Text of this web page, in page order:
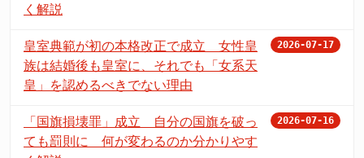
く解説
皇室典範が初の本格改正で成立 女性皇
族は結婚後も皇室に、それでも「女系天
皇」を認めるべきでない理由
2026-07-17
「国旗損壊罪」成立 自分の国旗を破っ
ても罰則に 何が変わるのか分かりやす
2026-07-16